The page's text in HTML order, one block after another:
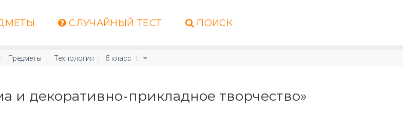
СЛУЧАЙНЫЙ ТЕСТ ПОИСК
Предметы Технология 5 класс
и декоративно-прикладное творчество»